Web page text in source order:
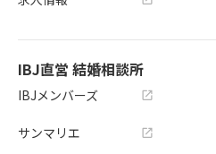
IBJ直営 結婚相談所
IBJメンバーズ
サンマリエ